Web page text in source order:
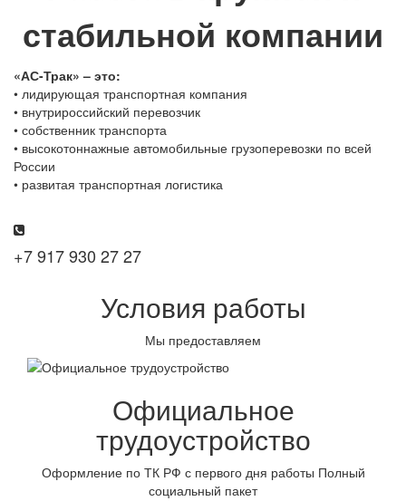
стабильной компании
«АС-Трак» – это:
• лидирующая транспортная компания
• внутрироссийский перевозчик
• собственник транспорта
• высокотоннажные автомобильные грузоперевозки по всей
России
• развитая транспортная логистика
+7 917 930 27 27
Условия работы
Мы предоставляем
Официальное
трудоустройство
Оформление по ТК РФ с первого дня работы Полный
социальный пакет